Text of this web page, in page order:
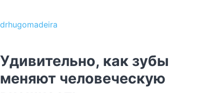
drhugomadeira
Удивительно, как зубы
меняют человеческую